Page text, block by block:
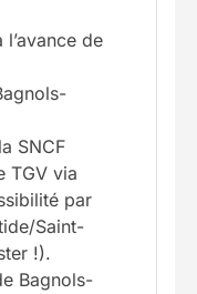
de
SNCF
TGV via
par
Saint-
!).
Bagnols-